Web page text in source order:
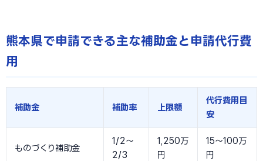
熊本県で申請できる主な補助金と申請代行費
用
補助金 補助率 上限額
代行費用目
安
ものづくり補助金
1/2〜
2/3
1,250万
円
15〜100万
円